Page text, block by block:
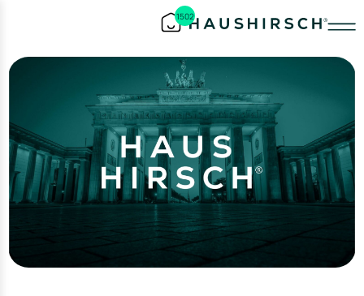
1502